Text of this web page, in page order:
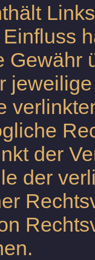
Gewähr
der
der